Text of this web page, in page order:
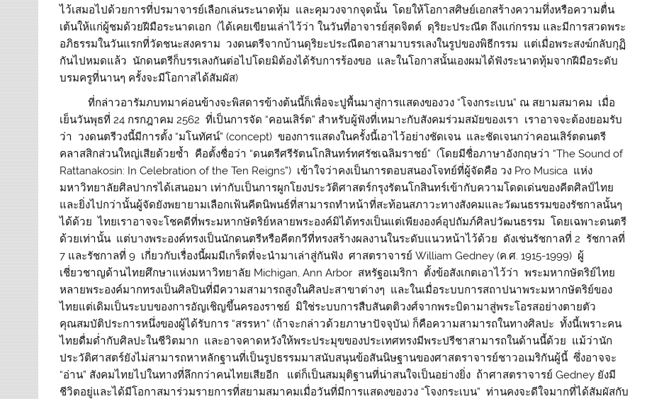
ไว้เสมอไปด้วยการที่ปรมาจารย์เลือกเล่นระนาดทุ้ม และคุมวงจากจุดนั้น โดยให้โอกาสศิษย์เอกสร้างความทึ่งหรือความตื่น
เต้นให้แก่ผู้ชมด้วยฝีมือระนาดเอก (ได้เคยเขียนเล่าไว้ว่า ในวันที่อาจารย์สุดจิตต์ ดุริยะประณีต ถึงแก่กรรม และมีการสวดพระ
อภิธรรมในวันแรกที่วัดชนะสงคราม วงดนตรีจากบ้านดุริยะประณีตอาสามาบรรเลงในรูปของพิธีกรรม แต่เมื่อพระสงฆ์กลับกุฏิ
กันไปหมดแล้ว นักดนตรีก็บรรเลงกันต่อไปโดยมิต้องได้รับการร้องขอ และในโอกาสนั้นเองผมได้ฟังระนาดทุ้มจากฝีมือระดับ
บรมครูที่นานๆ ครั้งจะมีโอกาสได้สัมผัส)
ที่กล่าวอารัมภบทมาค่อนข้างจะพิสดารข้างต้นนี้ก็เพื่อจะปูพื้นมาสู่การแสดงของวง “โจงกระเบน” ณ สยามสมาคม เมื่อ
เย็นวันพุธที่ 24 กรกฎาคม 2562 ที่เป็นการจัด “คอนเสิร์ต” สำหรับผู้ฟังที่เหมาะกับสังคมร่วมสมัยของเรา เราอาจจะต้องยอมรับ
ว่า วงดนตรีวงนี้มีการตั้ง “มโนทัศน์” (concept) ของการแสดงในครั้งนี้เอาไว้อย่างชัดเจน และชัดเจนกว่าคอนเสิร์ตดนตรี
คลาสสิกส่วนใหญ่เสียด้วยซ้ำ คือตั้งชื่อว่า “ดนตรีศรีรัตนโกสินทร์ทศรัชเฉลิมราชย์” (โดยมีชื่อภาษาอังกฤษว่า “The Sound of
Rattanakosin: In Celebration of the Ten Reigns”) เข้าใจว่าคงเป็นการตอบสนองโจทย์ที่ผู้จัดคือ วง Pro Musica แห่ง
มหาวิทยาลัยศิลปากรได้เสนอมา เท่ากับเป็นการผูกโยงประวัติศาสตร์กรุงรัตนโกสินทร์เข้ากับความโดดเด่นของคีตศิลป์ไทย
และยิ่งไปกว่านั้นผู้จัดยังพยายามเลือกเฟ้นคีตนิพนธ์ที่สามารถทำหน้าที่สะท้อนสภาวะทางสังคมและวัฒนธรรมของรัชกาลนั้นๆ
ได้ด้วย ไทยเราอาจจะโชคดีที่พระมหากษัตริย์หลายพระองค์มิได้ทรงเป็นแต่เพียงองค์อุปถัมภ์ศิลปวัฒนธรรม โดยเฉพาะดนตรี
ด้วยเท่านั้น แต่บางพระองค์ทรงเป็นนักดนตรีหรือคีตกวีที่ทรงสร้างผลงานในระดับแนวหน้าไว้ด้วย ดังเช่นรัชกาลที่ 2 รัชกาลที่
7 และรัชกาลที่ 9 เกี่ยวกับเรื่องนี้ผมมีเกร็ดที่จะนำมาเล่าสู่กันฟัง ศาสตราจารย์ William Gedney (ค.ศ. 1915-1999) ผู้
เชี่ยวชาญด้านไทยศึกษาแห่งมหาวิทยาลัย Michigan, Ann Arbor สหรัฐอเมริกา ตั้งข้อสังเกตเอาไว้ว่า พระมหากษัตริย์ไทย
หลายพระองค์มากทรงเป็นศิลปินที่มีความสามารถสูงในศิลปะสาขาต่างๆ และในเมื่อระบบการสถาปนาพระมหากษัตริย์ของ
ไทยแต่เดิมเป็นระบบของการอัญเชิญขึ้นครองราชย์ มิใช่ระบบการสืบสันตติวงศ์จากพระบิดามาสู่พระโอรสอย่างตายตัว
คุณสมบัติประการหนึ่งของผู้ได้รับการ “สรรหา” (ถ้าจะกล่าวด้วยภาษาปัจจุบัน) ก็คือความสามารถในทางศิลปะ ทั้งนี้เพราะคน
ไทยดื่มด่ำกับศิลปะในชีวิตมาก และอาจคาดหวังให้พระประมุขของประเทศทรงมีพระปรีชาสามารถในด้านนี้ด้วย แม้ว่านัก
ประวัติศาสตร์ยังไม่สามารถหาหลักฐานที่เป็นรูปธรรมมาสนับสนุนข้อสันนิษฐานของศาสตราจารย์ชาวอเมริกันผู้นี้ ซึ่งอาจจะ
“อ่าน” สังคมไทยไปในทางที่ลึกกว่าคนไทยเสียอีก แต่ก็เป็นสมมุติฐานที่น่าสนใจเป็นอย่างยิ่ง ถ้าศาสตราจารย์ Gedney ยังมี
ชีวิตอยู่และได้มีโอกาสมาร่วมรายการที่สยามสมาคมเมื่อวันที่มีการแสดงของวง “โจงกระเบน” ท่านคงจะดีใจมากที่ได้สัมผัสกับ